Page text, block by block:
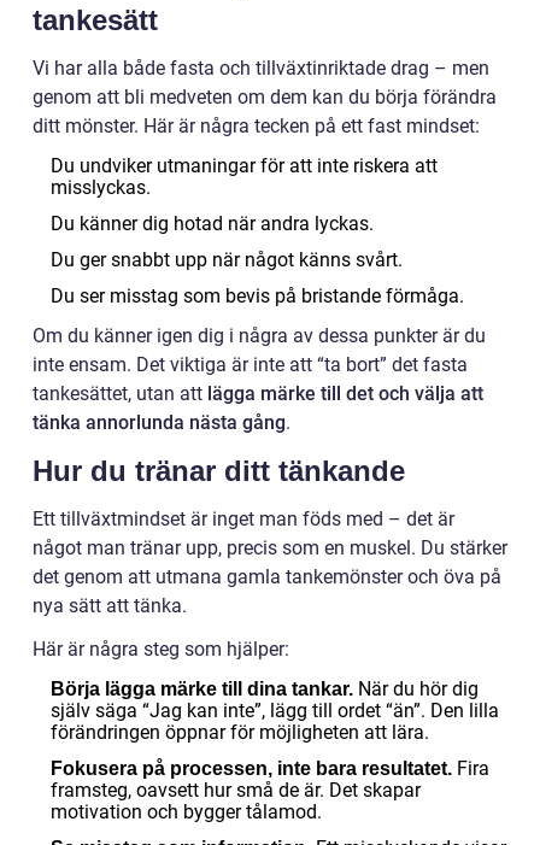
tankesätt
Vi har alla både fasta och tillväxtinriktade drag – men
genom att bli medveten om dem kan du börja förändra
ditt mönster. Här är några tecken på ett fast mindset:
Du undviker utmaningar för att inte riskera att
misslyckas.
Du känner dig hotad när andra lyckas.
Du ger snabbt upp när något känns svårt.
Du ser misstag som bevis på bristande förmåga.
Om du känner igen dig i några av dessa punkter är du
inte ensam. Det viktiga är inte att “ta bort” det fasta
tankesättet, utan att lägga märke till det och välja att
tänka annorlunda nästa gång.
Hur du tränar ditt tänkande
Ett tillväxtmindset är inget man föds med – det är
något man tränar upp, precis som en muskel. Du stärker
det genom att utmana gamla tankemönster och öva på
nya sätt att tänka.
Här är några steg som hjälper:
Börja lägga märke till dina tankar. När du hör dig
själv säga “Jag kan inte”, lägg till ordet “än”. Den lilla
förändringen öppnar för möjligheten att lära.
Fokusera på processen, inte bara resultatet. Fira
framsteg, oavsett hur små de är. Det skapar
motivation och bygger tålamod.